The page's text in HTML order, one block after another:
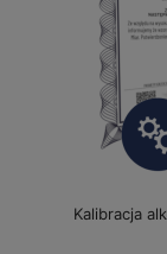
Kalibracja